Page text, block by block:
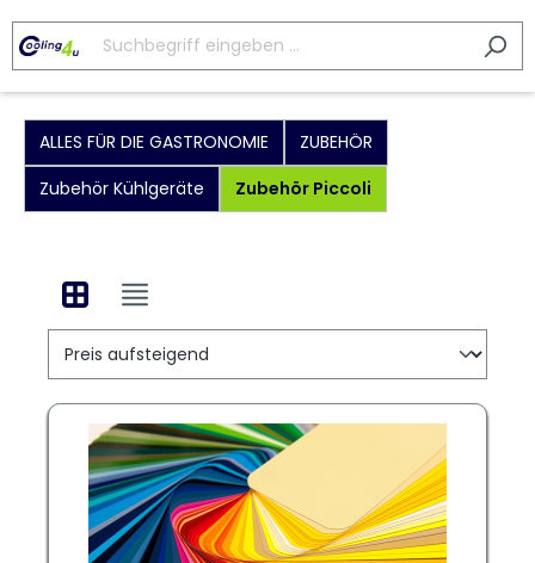
ALLES FÜR DIE GASTRONOMIE
ZUBEHÖR
Zubehör Kühlgeräte
Zubehör Piccoli